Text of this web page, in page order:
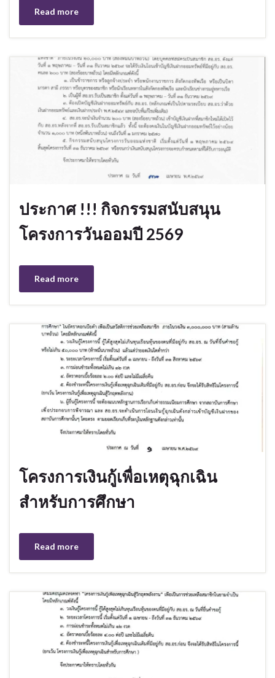
Read more
ประกาศ !!! กิจกรรมสนับสนุน
โครงการวันออมปี 2569
Read more
โครงการเงินกู้เพื่อเหตุฉุกเฉิน
สำหรับการศึกษา
Read more